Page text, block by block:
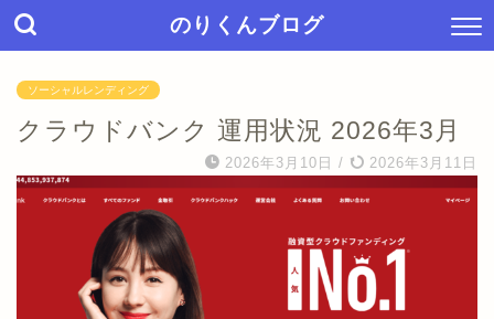
のりくんブログ
ソーシャルレンディング
クラウドバンク 運用状況 2026年3月
2026年3月10日 / 2026年3月11日